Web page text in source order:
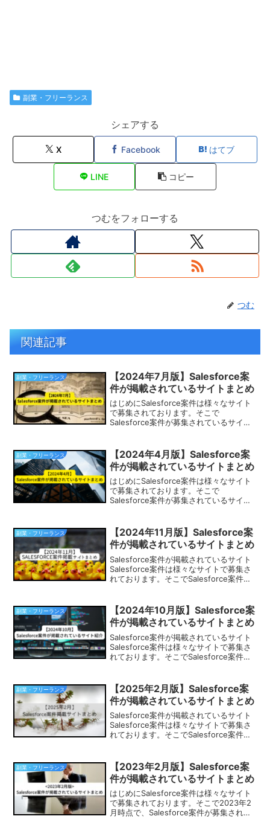
副業・フリーランス
シェアする
X Facebook はてブ
LINE コピー
つむをフォローする
つむ
関連記事
副業・フリーランス
【2024年7月版】Salesforce案
件が掲載されているサイトまとめ
はじめにSalesforce案件は様々なサイト
で募集されております。そこで
Salesforce案件が募集されているサイト
スを検討されている方はぜひ参考にし
て...
副業・フリーランス
【2024年4月版】Salesforce案
件が掲載されているサイトまとめ
はじめにSalesforce案件は様々なサイト
で募集されております。そこで
Salesforce案件が募集されているサイト
スを検討されている方はぜひ参考にし
て...
副業・フリーランス
【2024年11月版】Salesforce案
件が掲載されているサイトまとめ
Salesforce案件が掲載されているサイト
Salesforce案件は様々なサイトで募集さ
れております。そこでSalesforce案件が
ーランスを検討されて...
副業・フリーランス
【2024年10月版】Salesforce案
件が掲載されているサイトまとめ
Salesforce案件が掲載されているサイト
Salesforce案件は様々なサイトで募集さ
れております。そこでSalesforce案件が
ーランスを検討されて...
副業・フリーランス
【2025年2月版】Salesforce案
件が掲載されているサイトまとめ
Salesforce案件が掲載されているサイト
Salesforce案件は様々なサイトで募集さ
れております。そこでSalesforce案件が
ーランスを検討されて...
副業・フリーランス
【2023年2月版】Salesforce案
件が掲載されているサイトまとめ
はじめにSalesforce案件は様々なサイト
で募集されております。そこで2023年2
月時点で、Salesforce案件が募集されて